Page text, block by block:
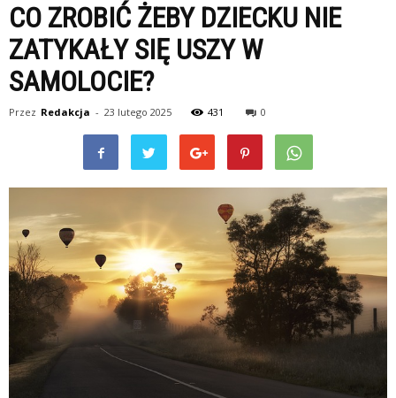
CO ZROBIĆ ŻEBY DZIECKU NIE
ZATYKAŁY SIĘ USZY W
SAMOLOCIE?
Przez Redakcja - 23 lutego 2025 431 0